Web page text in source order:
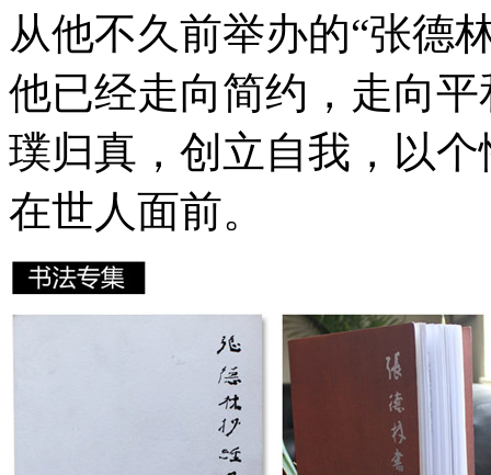
从他不久前举办的“张德
他已经走向简约，走向
璞归真，创立自我，以
在世人面前。